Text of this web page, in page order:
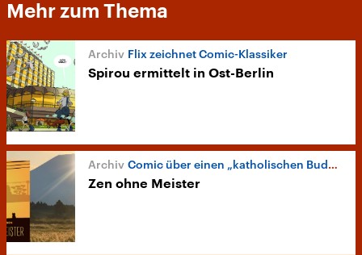
Mehr zum Thema
Flix zeichnet Comic-Klassiker
Spirou ermittelt in Ost-Berlin
Comic über einen „katholischen Buddhisten“
Zen ohne Meister